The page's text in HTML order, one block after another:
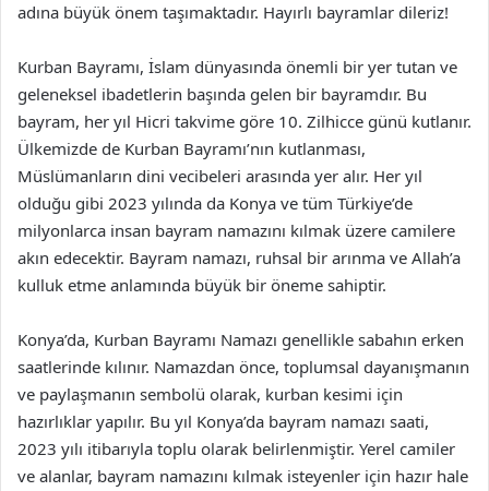
adına büyük önem taşımaktadır. Hayırlı bayramlar dileriz!
Kurban Bayramı, İslam dünyasında önemli bir yer tutan ve
geleneksel ibadetlerin başında gelen bir bayramdır. Bu
bayram, her yıl Hicri takvime göre 10. Zilhicce günü kutlanır.
Ülkemizde de Kurban Bayramı’nın kutlanması,
Müslümanların dini vecibeleri arasında yer alır. Her yıl
olduğu gibi 2023 yılında da Konya ve tüm Türkiye’de
milyonlarca insan bayram namazını kılmak üzere camilere
akın edecektir. Bayram namazı, ruhsal bir arınma ve Allah’a
kulluk etme anlamında büyük bir öneme sahiptir.
Konya’da, Kurban Bayramı Namazı genellikle sabahın erken
saatlerinde kılınır. Namazdan önce, toplumsal dayanışmanın
ve paylaşmanın sembolü olarak, kurban kesimi için
hazırlıklar yapılır. Bu yıl Konya’da bayram namazı saati,
2023 yılı itibarıyla toplu olarak belirlenmiştir. Yerel camiler
ve alanlar, bayram namazını kılmak isteyenler için hazır hale